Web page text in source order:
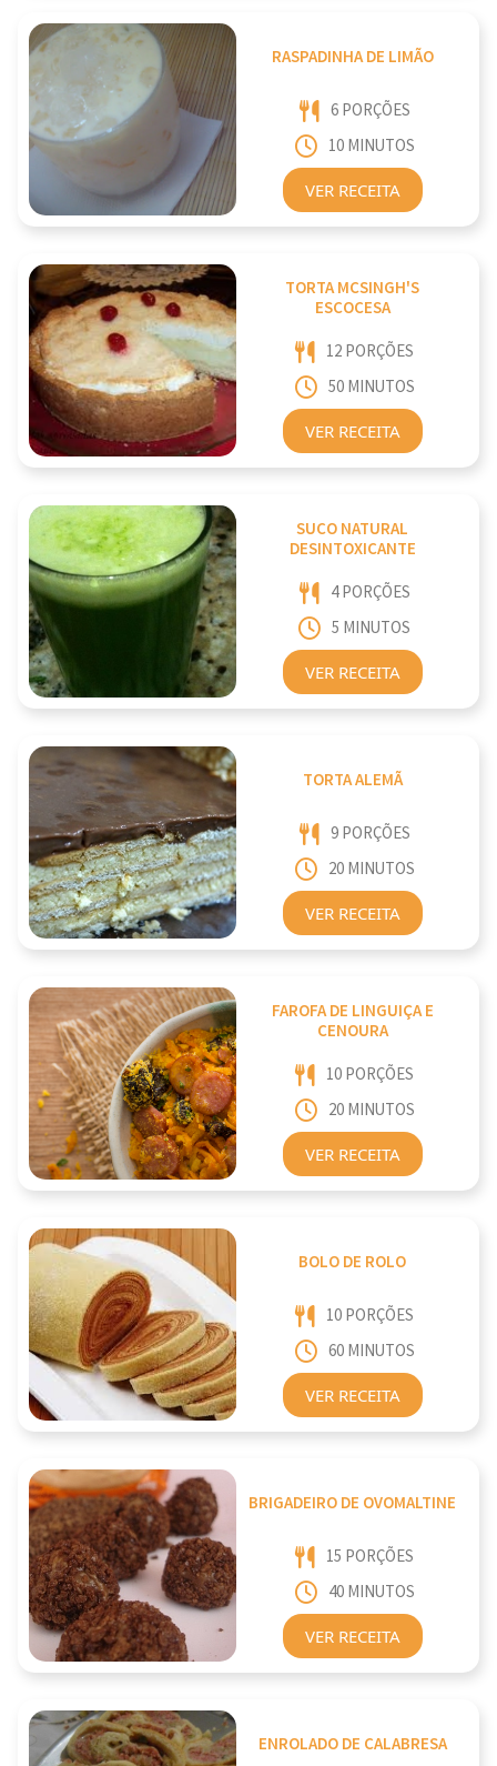
RASPADINHA DE LIMÃO
6 PORÇÕES
10 MINUTOS
VER RECEITA
TORTA MCSINGH'S
ESCOCESA
12 PORÇÕES
50 MINUTOS
VER RECEITA
SUCO NATURAL
DESINTOXICANTE
4 PORÇÕES
5 MINUTOS
VER RECEITA
TORTA ALEMÃ
9 PORÇÕES
20 MINUTOS
VER RECEITA
FAROFA DE LINGUIÇA E
CENOURA
10 PORÇÕES
20 MINUTOS
VER RECEITA
BOLO DE ROLO
10 PORÇÕES
60 MINUTOS
VER RECEITA
BRIGADEIRO DE OVOMALTINE
15 PORÇÕES
40 MINUTOS
VER RECEITA
ENROLADO DE CALABRESA